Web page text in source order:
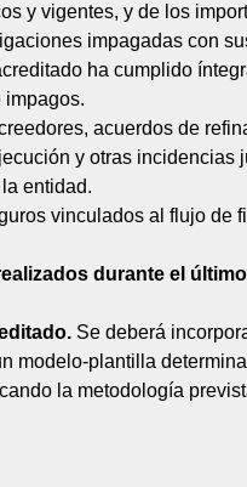
y vigentes, y de los
impagadas con
ha cumplido
impagos.
acuerdos de
y otras incidencias
entidad.
vinculados al flujo de
durante el
Se deberá
modelo-plantilla
la metodología